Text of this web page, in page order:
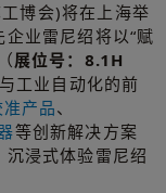
博会)将在上海举
业雷尼绍将以“赋
展位号：8.1H
工业自动化的前
产品、
等创新解决方案
浸式体验雷尼绍